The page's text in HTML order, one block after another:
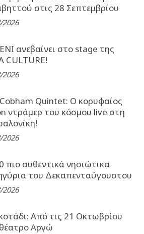
στις 28 Σεπτεμβρίου
2026
ανεβαίνει στο stage της
CULTURE!
2026
Quintet: Ο κορυφαίος
ντράμερ του κόσμου live στη
2026
πιο αυθεντικά νησιώτικα
του Δεκαπενταύγουστου
2026
Από τις 21 Οκτωβρίου
Αργώ